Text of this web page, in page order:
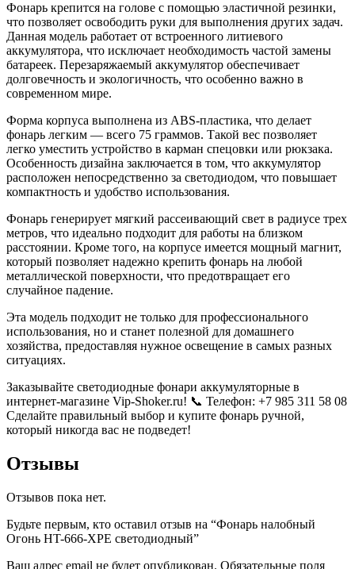
Фонарь крепится на голове с помощью эластичной резинки,
что позволяет освободить руки для выполнения других задач.
Данная модель работает от встроенного литиевого
аккумулятора, что исключает необходимость частой замены
батареек. Перезаряжаемый аккумулятор обеспечивает
долговечность и экологичность, что особенно важно в
современном мире.
Форма корпуса выполнена из ABS-пластика, что делает
фонарь легким — всего 75 граммов. Такой вес позволяет
легко уместить устройство в карман спецовки или рюкзака.
Особенность дизайна заключается в том, что аккумулятор
расположен непосредственно за светодиодом, что повышает
компактность и удобство использования.
Фонарь генерирует мягкий рассеивающий свет в радиусе трех
метров, что идеально подходит для работы на близком
расстоянии. Кроме того, на корпусе имеется мощный магнит,
который позволяет надежно крепить фонарь на любой
металлической поверхности, что предотвращает его
случайное падение.
Эта модель подходит не только для профессионального
использования, но и станет полезной для домашнего
хозяйства, предоставляя нужное освещение в самых разных
ситуациях.
Заказывайте светодиодные фонари аккумуляторные в
интернет-магазине Vip-Shoker.ru! 📞 Телефон: +7 985 311 58 08
Сделайте правильный выбор и купите фонарь ручной,
который никогда вас не подведет!
Отзывы
Отзывов пока нет.
Будьте первым, кто оставил отзыв на “Фонарь налобный
Огонь HT-666-XPE светодиодный”
Ваш адрес email не будет опубликован. Обязательные поля